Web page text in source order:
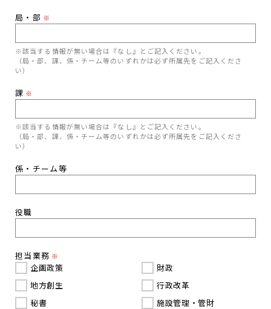
局・部 ※
※該当する情報が無い場合は『なし』とご記入ください。
（局・部、課、係・チーム等のいずれかは必ず所属先をご記入くださ
い）
課 ※
※該当する情報が無い場合は『なし』とご記入ください。
（局・部、課、係・チーム等のいずれかは必ず所属先をご記入くださ
い）
係・チーム等
役職
担当業務 ※
企画政策
地方創生
秘書
財政
行政改革
施設管理・管財